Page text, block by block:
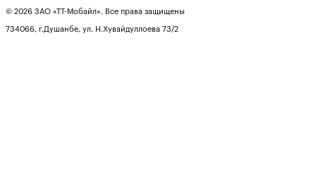
© 2026 ЗАО «ТТ-Мобайл». Все права защищены
734066, г.Душанбе, ул. Н.Хувайдуллоева 73/2